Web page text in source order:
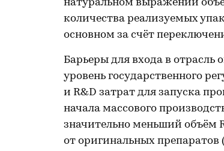
натуральном выражении
количества реализуемых
основном за счёт
Барьеры для входа в отрасль
уровень государственного
и R&D затрат для запуска
начала массового
значительно меньший объём
от оригинальных